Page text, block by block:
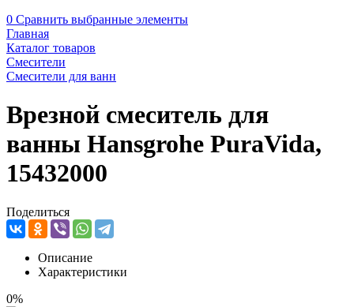
0 Сравнить выбранные элементы
Главная
Каталог товаров
Смесители
Смесители для ванн
Врезной смеситель для
ванны Hansgrohe PuraVida,
15432000
Поделиться
Описание
Характеристики
0%